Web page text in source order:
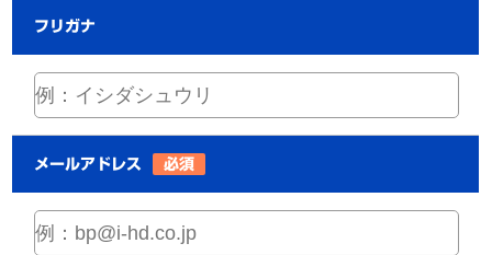
フリガナ
メールアドレス 必須